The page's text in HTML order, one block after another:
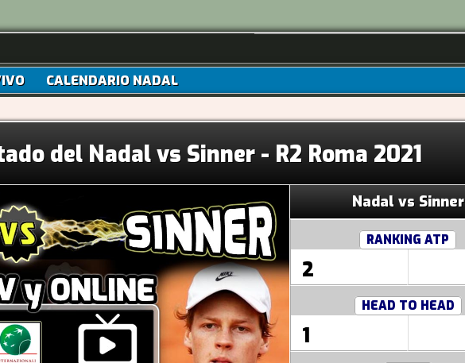
CALENDARIO NADAL
del Nadal vs Sinner - R2 Roma 2021
Nadal vs Sinner
RANKING ATP
2
HEAD TO HEAD
1